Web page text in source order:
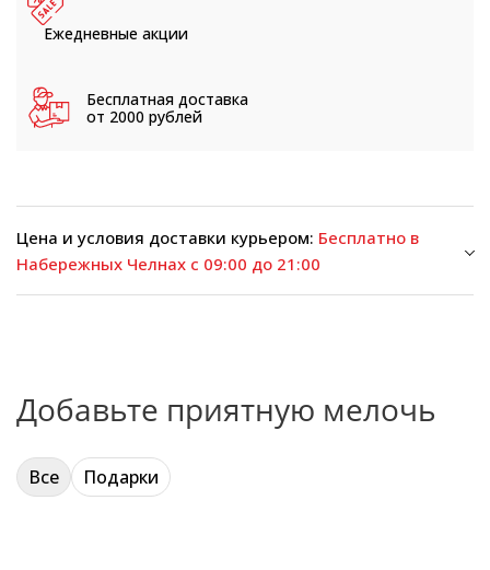
Ежедневные акции
Бесплатная доставка
от 2000 рублей
Цена и условия доставки курьером: Бесплатно в
Набережных Челнах с 09:00 до 21:00
Добавьте приятную мелочь
Все Подарки